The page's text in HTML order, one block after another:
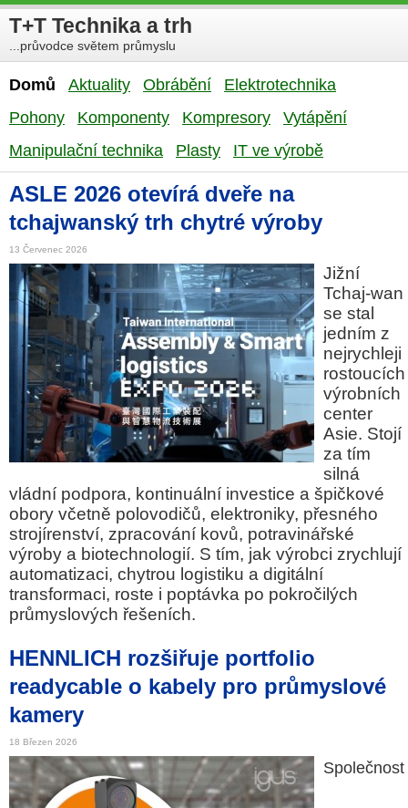
T+T Technika a trh
...průvodce světem průmyslu
Domů Aktuality Obrábění
Elektrotechnika
Pohony
Komponenty Kompresory
Vytápění
Manipulační technika
Plasty IT ve výrobě
ASLE 2026 otevírá dveře na
tchajwanský trh chytré výroby
13 Červenec 2026
Jižní
Tchaj-wan
se stal
jedním z
nejrychleji
rostoucích
výrobních
center
Asie. Stojí
za tím
silná
vládní podpora, kontinuální investice a špičkové
obory včetně polovodičů, elektroniky, přesného
strojírenství, zpracování kovů, potravinářské
výroby a biotechnologií. S tím, jak výrobci zrychlují
automatizaci, chytrou logistiku a digitální
transformaci, roste i poptávka po pokročilých
průmyslových řešeních.
HENNLICH rozšiřuje portfolio
readycable o kabely pro průmyslové
kamery
18 Březen 2026
Společnost